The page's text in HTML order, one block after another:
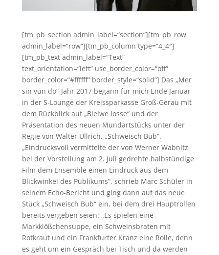
[tm_pb_section admin_label=“section“][tm_pb_row
admin_label=“row“][tm_pb_column type=“4_4″]
[tm_pb_text admin_label=“Text“
text_orientation=“left“ use_border_color=“off“
border_color=“#ffffff“ border_style=“solid“] Das „Mer
sin vun do“-Jahr 2017 begann für mich Ende Januar
in der S-Lounge der Kreissparkasse Groß-Gerau mit
dem Rückblick auf „Bleiwe losse“ und der
Präsentation des neuen Mundartstücks unter der
Regie von Walter Ullrich, „Schweisch Bub“.
„Eindrucksvoll vermittelte der von Werner Wabnitz
bei der Vorstellung am 2. Juli gedrehte halbstündige
Film dem Ensemble einen Eindruck aus dem
Blickwinkel des Publikums“, schrieb Marc Schüler in
seinem Echo-Bericht und ging dann auf das neue
Stück „Schweisch Bub“ ein, bei dem drei Hauptrollen
bereits vergeben seien: „Es spielen eine
Markklößchensuppe, ein Schweinsbraten mit
Rotkraut und ein Frankfurter Kranz eine Rolle, denn
es geht um ein Gespräch bei Tisch und da werden